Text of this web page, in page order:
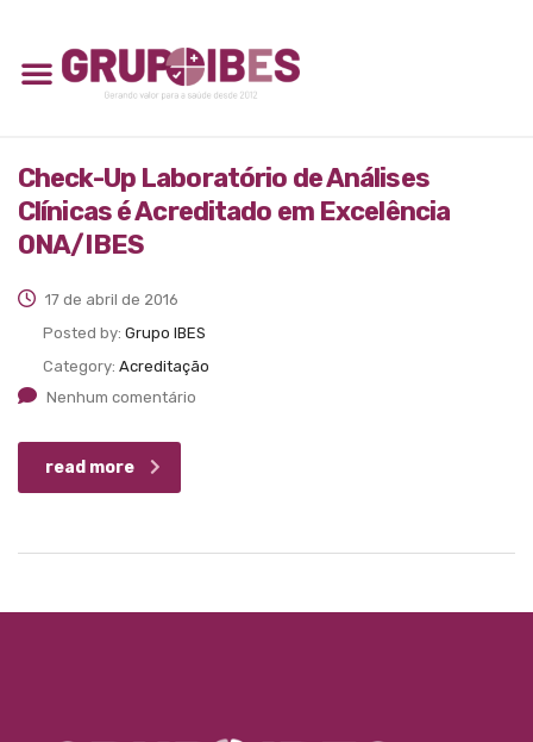
Check-Up Laboratório de Análises
Clínicas é Acreditado em Excelência
ONA/IBES
17 de abril de 2016
Posted by: Grupo IBES
Category: Acreditação
Nenhum comentário
read more